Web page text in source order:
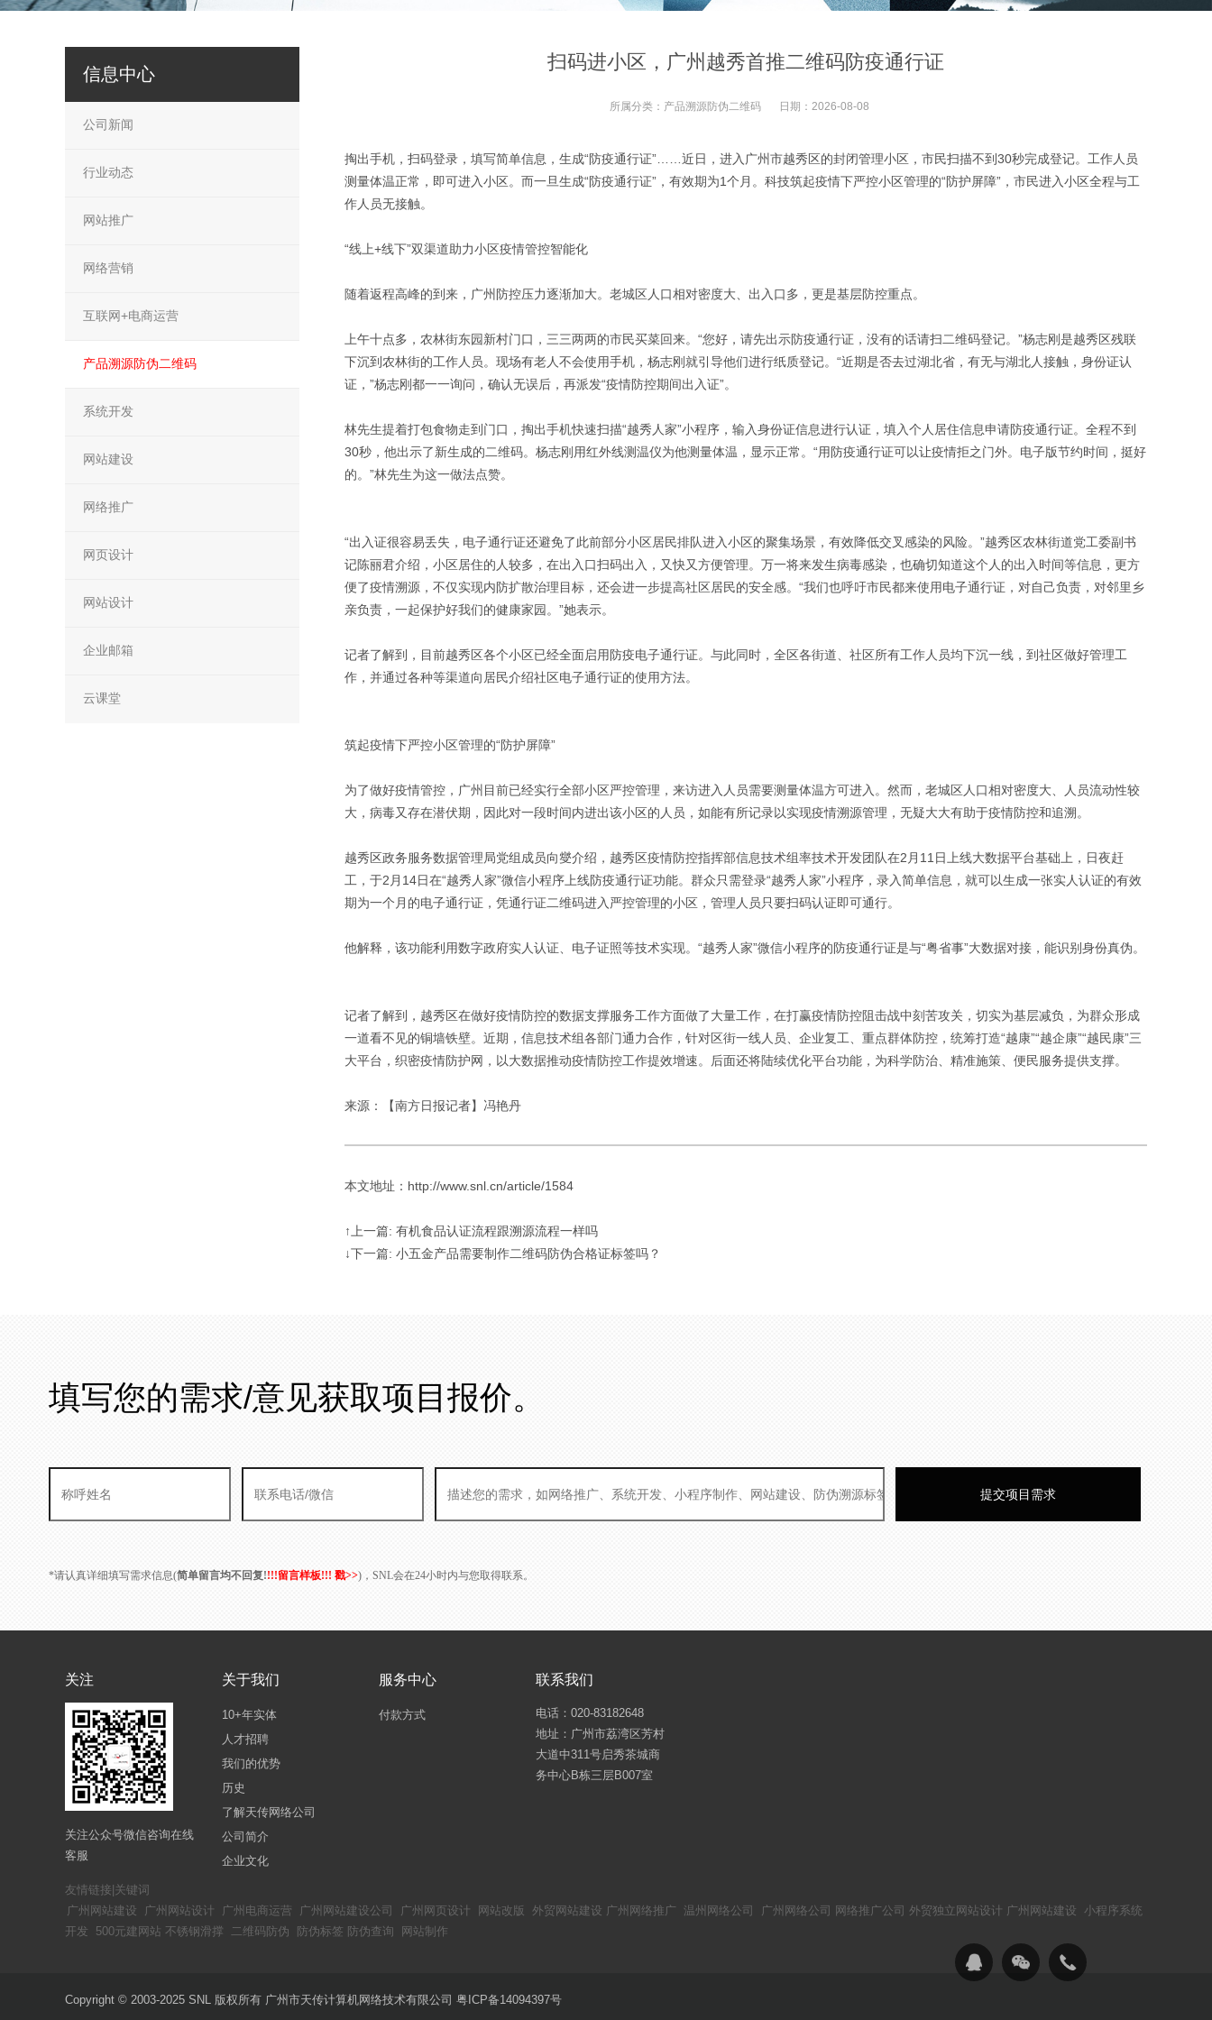
扫码进小区，广州越秀首推二维码防疫通行证
所属分类： 产品溯源防伪二维码 日期： 2026-08-08
掏出手机，扫码登录，填写简单信息，生成“防疫通行证”……近日，进入广州市越秀区的封闭管理小区，市民扫描不到30秒完成登记。工作人员
测量体温正常，即可进入小区。而一旦生成“防疫通行证”，有效期为1个月。科技筑起疫情下严控小区管理的“防护屏障”，市民进入小区全程与工
作人员无接触。
“线上+线下”双渠道助力小区疫情管控智能化
随着返程高峰的到来，广州防控压力逐渐加大。老城区人口相对密度大、出入口多，更是基层防控重点。
上午十点多，农林街东园新村门口，三三两两的市民买菜回来。“您好，请先出示防疫通行证，没有的话请扫二维码登记。”杨志刚是越秀区残联
下沉到农林街的工作人员。现场有老人不会使用手机，杨志刚就引导他们进行纸质登记。“近期是否去过湖北省，有无与湖北人接触，身份证认
证，”杨志刚都一一询问，确认无误后，再派发“疫情防控期间出入证”。
林先生提着打包食物走到门口，掏出手机快速扫描“越秀人家”小程序，输入身份证信息进行认证，填入个人居住信息申请防疫通行证。全程不到
30秒，他出示了新生成的二维码。杨志刚用红外线测温仪为他测量体温，显示正常。“用防疫通行证可以让疫情拒之门外。电子版节约时间，挺好
的。”林先生为这一做法点赞。
“出入证很容易丢失，电子通行证还避免了此前部分小区居民排队进入小区的聚集场景，有效降低交叉感染的风险。”越秀区农林街道党工委副书
记陈丽君介绍，小区居住的人较多，在出入口扫码出入，又快又方便管理。万一将来发生病毒感染，也确切知道这个人的出入时间等信息，更方
便了疫情溯源，不仅实现内防扩散治理目标，还会进一步提高社区居民的安全感。“我们也呼吁市民都来使用电子通行证，对自己负责，对邻里乡
亲负责，一起保护好我们的健康家园。”她表示。
记者了解到，目前越秀区各个小区已经全面启用防疫电子通行证。与此同时，全区各街道、社区所有工作人员均下沉一线，到社区做好管理工
作，并通过各种等渠道向居民介绍社区电子通行证的使用方法。
筑起疫情下严控小区管理的“防护屏障”
为了做好疫情管控，广州目前已经实行全部小区严控管理，来访进入人员需要测量体温方可进入。然而，老城区人口相对密度大、人员流动性较
大，病毒又存在潜伏期，因此对一段时间内进出该小区的人员，如能有所记录以实现疫情溯源管理，无疑大大有助于疫情防控和追溯。
越秀区政务服务数据管理局党组成员向燮介绍，越秀区疫情防控指挥部信息技术组率技术开发团队在2月11日上线大数据平台基础上，日夜赶
工，于2月14日在“越秀人家”微信小程序上线防疫通行证功能。群众只需登录“越秀人家”小程序，录入简单信息，就可以生成一张实人认证的有效
期为一个月的电子通行证，凭通行证二维码进入严控管理的小区，管理人员只要扫码认证即可通行。
他解释，该功能利用数字政府实人认证、电子证照等技术实现。“越秀人家”微信小程序的防疫通行证是与“粤省事”大数据对接，能识别身份真伪。
记者了解到，越秀区在做好疫情防控的数据支撑服务工作方面做了大量工作，在打赢疫情防控阻击战中刻苦攻关，切实为基层减负，为群众形成
一道看不见的铜墙铁壁。近期，信息技术组各部门通力合作，针对区街一线人员、企业复工、重点群体防控，统筹打造“越康”“越企康”“越民康”三
大平台，织密疫情防护网，以大数据推动疫情防控工作提效增速。后面还将陆续优化平台功能，为科学防治、精准施策、便民服务提供支撑。
来源：【南方日报记者】冯艳丹
本文地址：http://www.snl.cn/article/1584
↑上一篇: 有机食品认证流程跟溯源流程一样吗
↓下一篇: 小五金产品需要制作二维码防伪合格证标签吗？
信息中心
公司新闻
行业动态
网站推广
网络营销
互联网+电商运营
产品溯源防伪二维码
系统开发
网站建设
网络推广
网页设计
网站设计
企业邮箱
云课堂
填写您的需求/意见获取项目报价。
*请认真详细填写需求信息(简单留言均不回复!!!!留言样板!!! 戳>>)，SNL会在24小时内与您取得联系。
关注
关注公众号微信咨询在线
客服
关于我们
10+年实体
人才招聘
我们的优势
历史
了解天传网络公司
公司简介
企业文化
服务中心
付款方式
联系我们
电话：020-83182648
地址：广州市荔湾区芳村
大道中311号启秀茶城商
务中心B栋三层B007室
友情链接|关键词
广州网站建设
广州网站设计 广州电商运营 广州网站建设公司 广州网页设计 网站改版 外贸网站建设 广州网络推广 温州网络公司 广州网络公司 网络推广公司 外贸独立网站设计 广州网站建设 小程序系统
开发
500元建网站 不锈钢滑撑 二维码防伪 防伪标签 防伪查询 网站制作
Copyright © 2003-2025 SNL 版权所有 广州市天传计算机网络技术有限公司 粤ICP备14094397号